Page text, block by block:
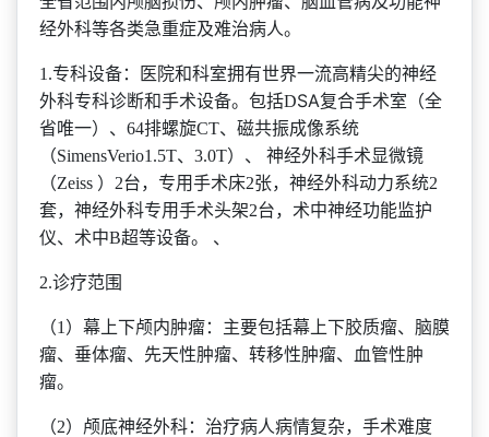
经外科等各类急重症及难治病人。
1.专科设备： 医院和科室拥有世界一流高精尖的神经
外科专科诊断和手术设备。包括DSA复合手术室（全
省唯一）、 64排螺旋CT、磁共振成像系统
（SimensVerio1.5T、3.0T）、 神经外科手术显微镜
（Zeiss ）2台，专用手术床2张，神经外科动力系统2
套，神经外科专用手术头架2台，术中神经功能监护
仪、术中B超等设备。 、
2.诊疗范围
（1）幕上下颅内肿瘤：主要包括幕上下胶质瘤、脑膜
瘤、垂体瘤、先天性肿瘤、转移性肿瘤、血管性肿
瘤。
（2）颅底神经外科：治疗病人病情复杂，手术难度